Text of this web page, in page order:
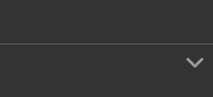
lucha libre en Guadalajara
por Guadalajara